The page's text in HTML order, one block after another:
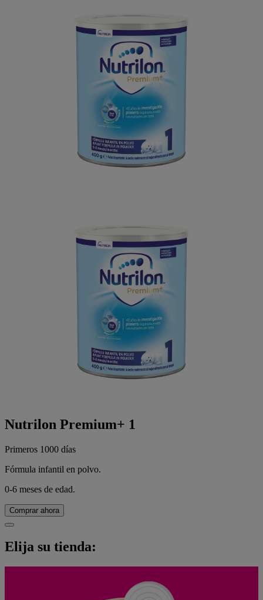
Nutrilon Premium+ 1
Primeros 1000 días
Fórmula infantil en polvo.
0-6 meses de edad.
Comprar ahora
Elija su tienda: